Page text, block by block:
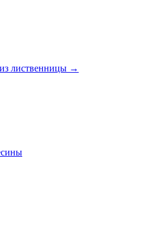
лиственницы →